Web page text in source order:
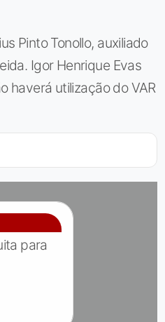
Pinto Tonollo, auxiliado
Igor Henrique Evas
haverá utilização do VAR
para